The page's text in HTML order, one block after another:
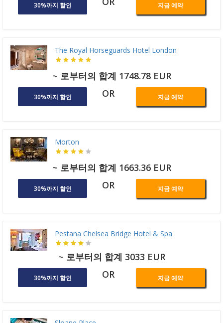
30%까지 할인 지금 예약
The Royal Horseguards Hotel London
~ 로부터의 합계 1748.78 EUR
30%까지 할인 OR 지금 예약
Morton
~ 로부터의 합계 1663.36 EUR
30%까지 할인 OR 지금 예약
Pestana Chelsea Bridge Hotel & Spa
~ 로부터의 합계 3033 EUR
30%까지 할인 OR 지금 예약